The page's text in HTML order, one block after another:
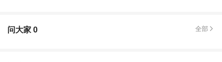
薇薇安·詹娜·威尔逊 (2004) ，2022年变性并改名
问大家0 全部